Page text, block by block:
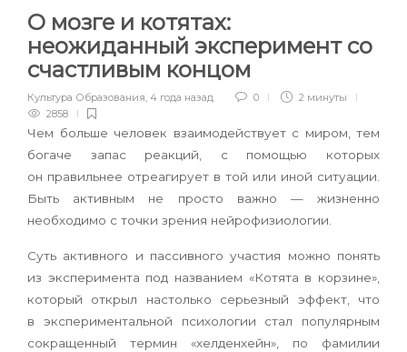
О мозге и котятах:
неожиданный эксперимент со
счастливым концом
Культура Образования, 4 года назад 0
2 минуты
2858
Чем больше человек взаимодействует с миром, тем
богаче запас реакций, с помощью которых
он правильнее отреагирует в той или иной ситуации.
Быть активным не просто важно — жизненно
необходимо с точки зрения нейрофизиологии.
Суть активного и пассивного участия можно понять
из эксперимента под названием «Котята в корзине»,
который открыл настолько серьезный эффект, что
в экспериментальной психологии стал популярным
сокращенный термин «хелденхейн», по фамилии